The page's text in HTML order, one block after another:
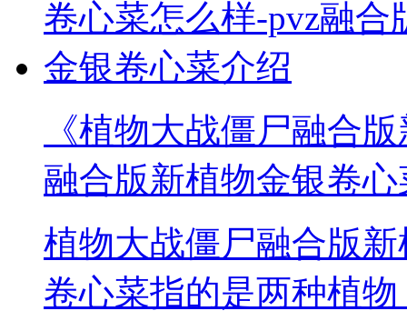
《植物大战僵尸融合
融合版新植物金银卷
植物大战僵尸融合版
卷心菜指的是两种植